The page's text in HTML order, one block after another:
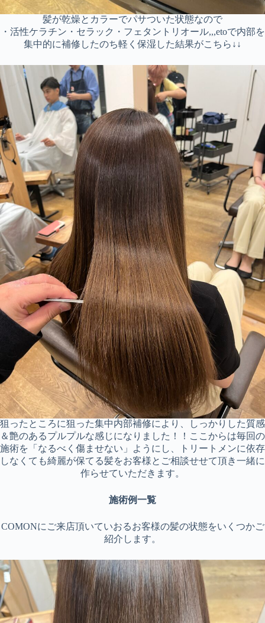
髪が乾燥とカラーでパサついた状態なので
・活性ケラチン・セラック・フェタントリオール,,,etoで内部を
集中的に補修したのち軽く保湿した結果がこちら↓↓
狙ったところに狙った集中内部補修により、しっかりした質感
＆艶のあるプルプルな感じになりました！！ここからは毎回の
施術を「なるべく傷ませない」ようにし、トリートメンに依存
しなくても綺麗が保てる髪をお客様とご相談せせて頂き一緒に
作らせていただきます。
施術例一覧
COMONにご来店頂いていおるお客様の髪の状態をいくつかご
紹介します。